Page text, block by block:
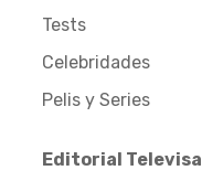
Tests
Celebridades
Pelis y Series
Editorial Televisa